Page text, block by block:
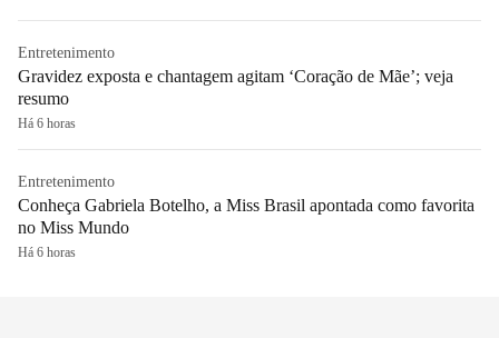
Entretenimento
Gravidez exposta e chantagem agitam ‘Coração de Mãe’; veja
resumo
Há 6 horas
Entretenimento
Conheça Gabriela Botelho, a Miss Brasil apontada como favorita
no Miss Mundo
Há 6 horas